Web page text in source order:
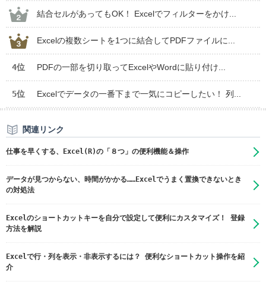
結合セルがあってもOK！ Excelでフィルターをかけ...
Excelの複数シートを1つに結合してPDFファイルに...
4位 PDFの一部を切り取ってExcelやWordに貼り付け...
5位 Excelでデータの一番下まで一気にコピーしたい！ 列...
関連リンク
仕事を早くする、Excel(R)の「８つ」の便利機能＆操作
データが見つからない、時間がかかる……Excelでうまく置換できないとき
の対処法
Excelのショートカットキーを自分で設定して便利にカスタマイズ！ 登録
方法を解説
Excelで行・列を表示・非表示するには？ 便利なショートカット操作を紹
介